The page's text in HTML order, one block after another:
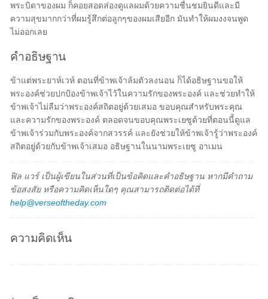
พระบิดาของผม ก็คอยสอดส่องดูแลผมด้วยความชื่นชมยินดีและมี
ความสุขมากกว่าที่ผมรู้สึกต่อลูกๆของผมเสียอีก มันทำให้ผมงงจนพูด
ไม่ออกเลย
คำอธิษฐาน
ข้าแต่พระยาห์เวห์ ตอนที่ข้าพเจ้าล้มตัวลงนอน ก็ได้อธิษฐานขอให้
พระองค์ช่วยปกป้องข้าพเจ้าไว้ในความรักของพระองค์ และช่วยทำให้
ข้าพเจ้าไม่ลืมว่าพระองค์สถิตอยู่ด้วยเสมอ ขอบคุณสำหรับพระคุณ
และความรักของพระองค์ ตลอดจนขอบคุณพระเยซูด้วยที่ตอนนี้ดูแล
ข้าพเจ้าร่วมกับพระองค์จากสวรรค์ และยังช่วยให้ข้าพเจ้ารู้ว่าพระองค์
สถิตอยู่ด้วยกับข้าพเจ้าเสมอ อธิษฐานในนามพระเยซู อาเมน
ฟิล แวร์ เป็นผู้เขียนในส่วนที่เป็นข้อคิดและคำอธิษฐาน หากมีคำถาม
ข้อสงสัย หรือความคิดเห็นใดๆ คุณสามารถติดต่อได้ที่
help@verseoftheday.com
ความคิดเห็น